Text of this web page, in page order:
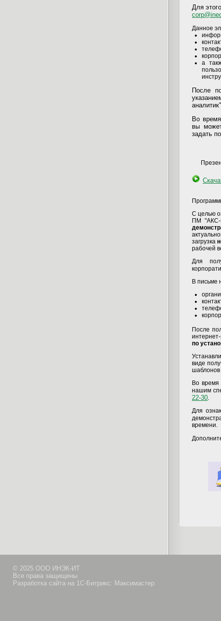
Для
Данное
а
После
Во
вы
задать
С целью
ПМ "АКС-
загрузка
рабочей
Для
В письме
После
по
виде
шаблонов
Во время
нашим
22-30.
Для
времени.
© 2025 ООО ИНЭК-ИТ
Все права защищены
Разработка сайта на 1С-Битрикс: Максимастер